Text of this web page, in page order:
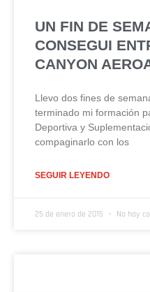
UN FIN DE
CONSEGUI
CANYON
Llevo dos fines de
terminado mi formación
Deportiva y
compaginarlo con los
SEGUIR LEYENDO
25 de enero de 2015 No hay